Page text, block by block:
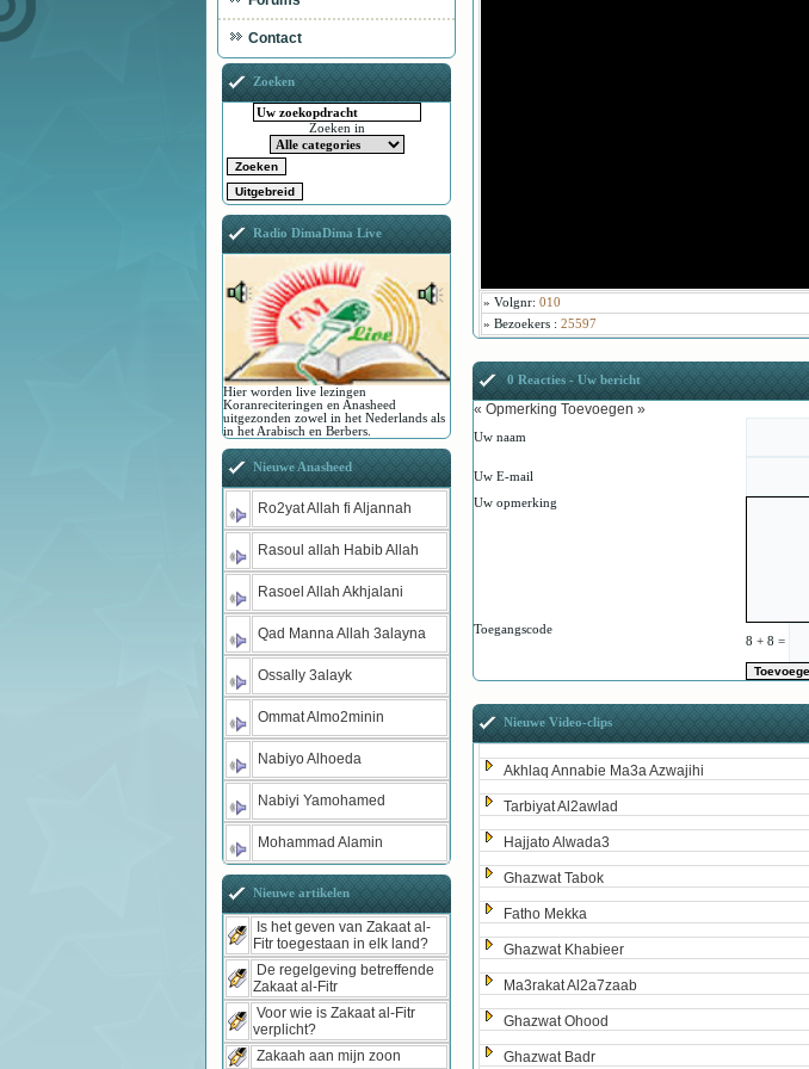
» Volgnr: 010
» Bezoekers : 25597
0 Reacties - Uw bericht
« Opmerking Toevoegen »
Uw naam
Uw E-mail
Uw opmerking
8 + 8 =
Toegangscode
Nieuwe Video-clips
Akhlaq Annabie Ma3a Azwajihi
Tarbiyat Al2awlad
Hajjato Alwada3
Ghazwat Tabok
Fatho Mekka
Ghazwat Khabieer
Ma3rakat Al2a7zaab
Ghazwat Ohood
Ghazwat Badr
Contact
Zoeken
Zoeken in
Radio DimaDima Live
Hier worden live lezingen
Koranreciteringen en Anasheed
uitgezonden zowel in het Nederlands als
in het Arabisch en Berbers.
Nieuwe Anasheed
Ro2yat Allah fi Aljannah
Rasoul allah Habib Allah
Rasoel Allah Akhjalani
Qad Manna Allah 3alayna
Ossally 3alayk
Ommat Almo2minin
Nabiyo Alhoeda
Nabiyi Yamohamed
Mohammad Alamin
Nieuwe artikelen
Is het geven van Zakaat al-
Fitr toegestaan in elk land?
De regelgeving betreffende
Zakaat al-Fitr
Voor wie is Zakaat al-Fitr
verplicht?
Zakaah aan mijn zoon